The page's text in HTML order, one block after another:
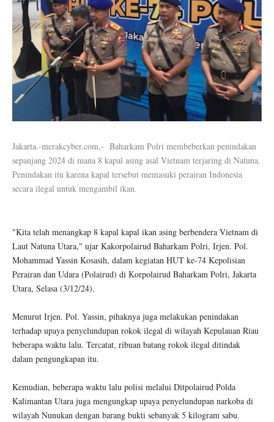
Jakarta.-merakcyber.com,- Baharkam Polri membeberkan penindakan
sepanjang 2024 di mana 8 kapal asing asal Vietnam terjaring di Natuna.
Penindakan itu karena kapal tersebut memasuki perairan Indonesia
secara ilegal untuk mengambil ikan.
"Kita telah menangkap 8 kapal kapal ikan asing berbendera Vietnam di
Laut Natuna Utara," ujar Kakorpolairud Baharkam Polri, Irjen. Pol.
Mohammad Yassin Kosasih, dalam kegiatan HUT ke-74 Kepolisian
Perairan dan Udara (Polairud) di Korpolairud Baharkam Polri, Jakarta
Utara, Selasa (3/12/24).
Menurut Irjen. Pol. Yassin, pihaknya juga melakukan penindakan
terhadap upaya penyelundupan rokok ilegal di wilayah Kepulauan Riau
beberapa waktu lalu. Tercatat, ribuan batang rokok ilegal ditindak
dalam pengungkapan itu.
Kemudian, beberapa waktu lalu polisi melalui Ditpolairud Polda
Kalimantan Utara juga mengungkap upaya penyelundupan narkoba di
wilayah Nunukan dengan barang bukti sebanyak 5 kilogram sabu.